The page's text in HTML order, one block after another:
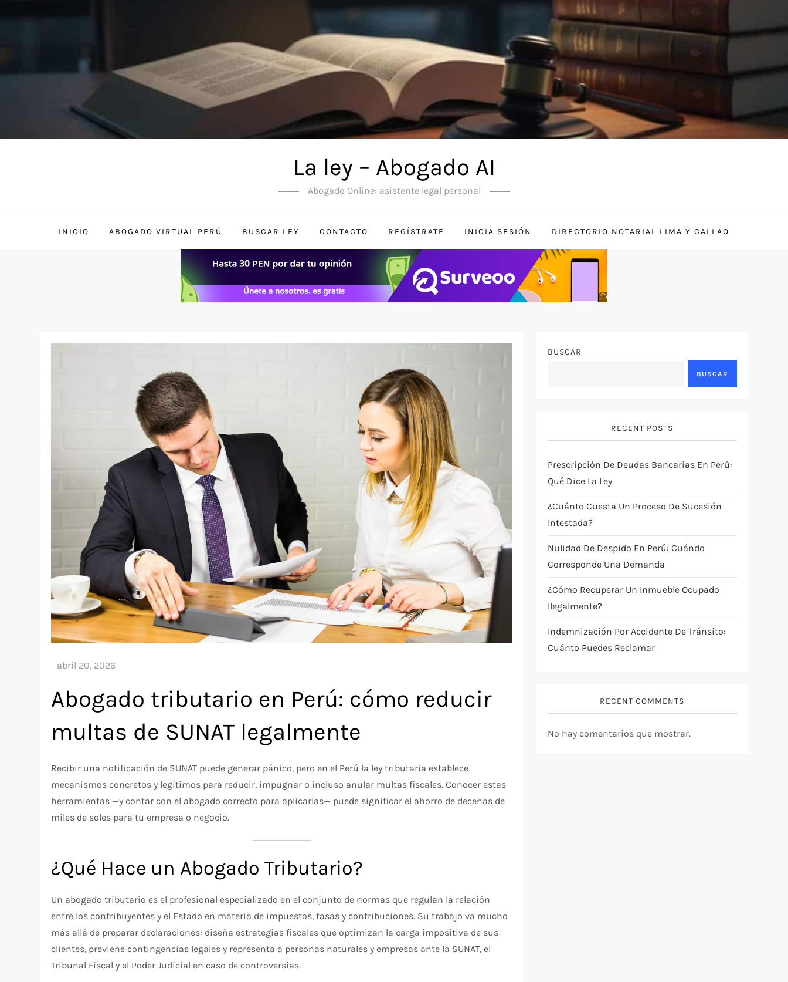
La ley – Abogado AI
Abogado Online: asistente legal personal
INICIO ABOGADO VIRTUAL PERÚ BUSCAR LEY CONTACTO REGÍSTRATE INICIA SESIÓN DIRECTORIO NOTARIAL LIMA Y CALLAO
Abogado tributario en Perú: cómo reducir
multas de SUNAT legalmente
Recibir una notificación de SUNAT puede generar pánico, pero en el Perú la ley tributaria establece
mecanismos concretos y legítimos para reducir, impugnar o incluso anular multas fiscales. Conocer estas
herramientas —y contar con el abogado correcto para aplicarlas— puede significar el ahorro de decenas de
miles de soles para tu empresa o negocio.
¿Qué Hace un Abogado Tributario?
Un abogado tributario es el profesional especializado en el conjunto de normas que regulan la relación
entre los contribuyentes y el Estado en materia de impuestos, tasas y contribuciones. Su trabajo va mucho
más allá de preparar declaraciones: diseña estrategias fiscales que optimizan la carga impositiva de sus
clientes, previene contingencias legales y representa a personas naturales y empresas ante la SUNAT, el
Tribunal Fiscal y el Poder Judicial en caso de controversias.
BUSCAR
BUSCAR
RECENT POSTS
Prescripción De Deudas Bancarias En Perú:
Qué Dice La Ley
¿Cuánto Cuesta Un Proceso De Sucesión
Intestada?
Nulidad De Despido En Perú: Cuándo
Corresponde Una Demanda
¿Cómo Recuperar Un Inmueble Ocupado
Ilegalmente?
Indemnización Por Accidente De Tránsito:
Cuánto Puedes Reclamar
RECENT COMMENTS
No hay comentarios que mostrar.